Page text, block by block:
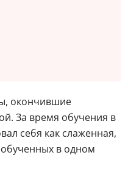
окончившие
За время обучения в
себя как слаженная,
в одном